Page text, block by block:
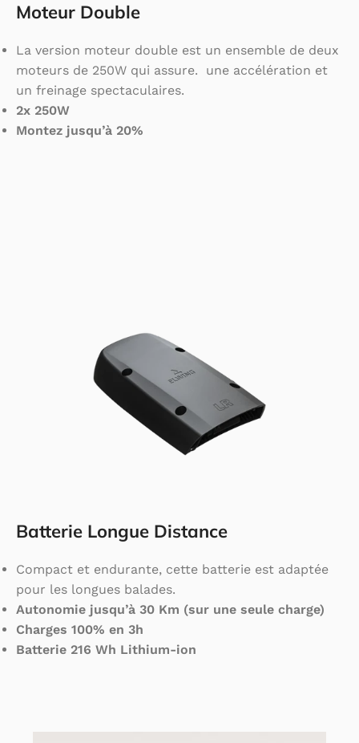
Moteur Double
La version moteur double est un ensemble de deux
moteurs de 250W qui assure. une accélération et
un freinage spectaculaires.
2x 250W
Montez jusqu’à 20%
Batterie Longue Distance
Compact et endurante, cette batterie est adaptée
pour les longues balades.
Autonomie jusqu’à 30 Km (sur une seule charge)
Charges 100% en 3h
Batterie 216 Wh Lithium-ion